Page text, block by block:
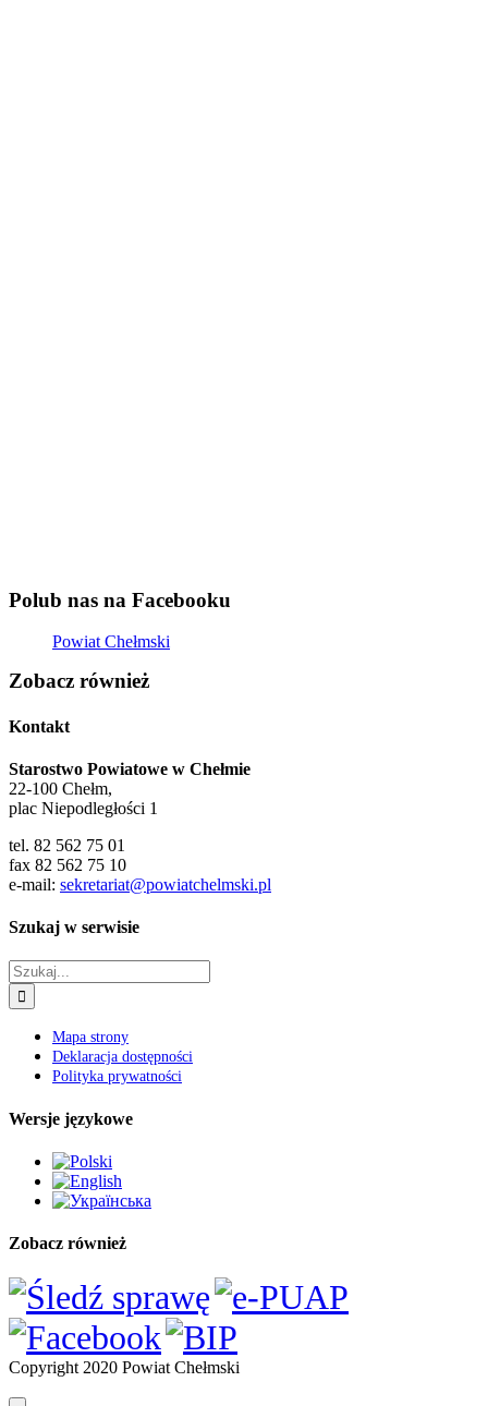
Polub nas na Facebooku
Powiat Chełmski
Zobacz również
Kontakt
Starostwo Powiatowe w Chełmie
22-100 Chełm,
plac Niepodległości 1
tel. 82 562 75 01
fax 82 562 75 10
e-mail: sekretariat@powiatchelmski.pl
Szukaj w serwisie
Szukaj
Mapa strony
Deklaracja dostępności
Polityka prywatności
Wersje językowe
Zobacz również
Copyright 2020 Powiat Chełmski